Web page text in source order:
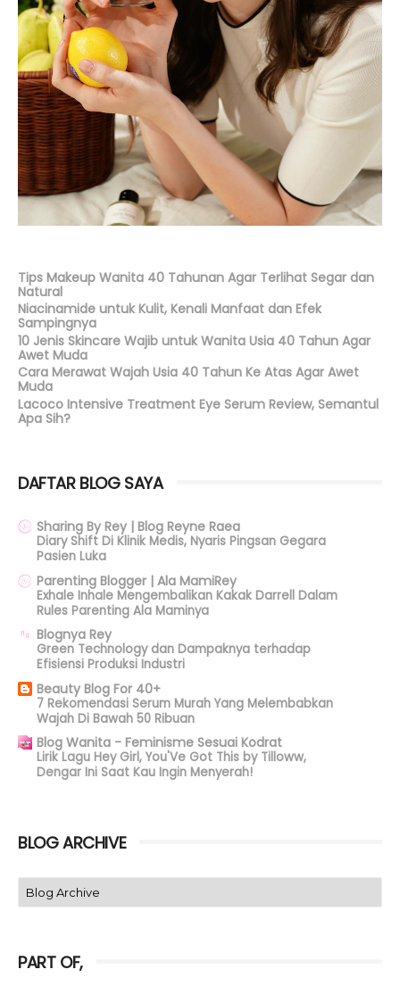
Tips Makeup Wanita 40 Tahunan Agar Terlihat Segar dan
Natural
Niacinamide untuk Kulit, Kenali Manfaat dan Efek
Sampingnya
10 Jenis Skincare Wajib untuk Wanita Usia 40 Tahun Agar
Awet Muda
Cara Merawat Wajah Usia 40 Tahun Ke Atas Agar Awet
Muda
Lacoco Intensive Treatment Eye Serum Review, Semantul
Apa Sih?
DAFTAR BLOG SAYA
Sharing By Rey | Blog Reyne Raea
Diary Shift Di Klinik Medis, Nyaris Pingsan Gegara
Pasien Luka
Parenting Blogger | Ala MamiRey
Exhale Inhale Mengembalikan Kakak Darrell Dalam
Rules Parenting Ala Maminya
Blognya Rey
Green Technology dan Dampaknya terhadap
Efisiensi Produksi Industri
Beauty Blog For 40+
7 Rekomendasi Serum Murah Yang Melembabkan
Wajah Di Bawah 50 Ribuan
Blog Wanita - Feminisme Sesuai Kodrat
Lirik Lagu Hey Girl, You'Ve Got This by Tilloww,
Dengar Ini Saat Kau Ingin Menyerah!
BLOG ARCHIVE
PART OF,